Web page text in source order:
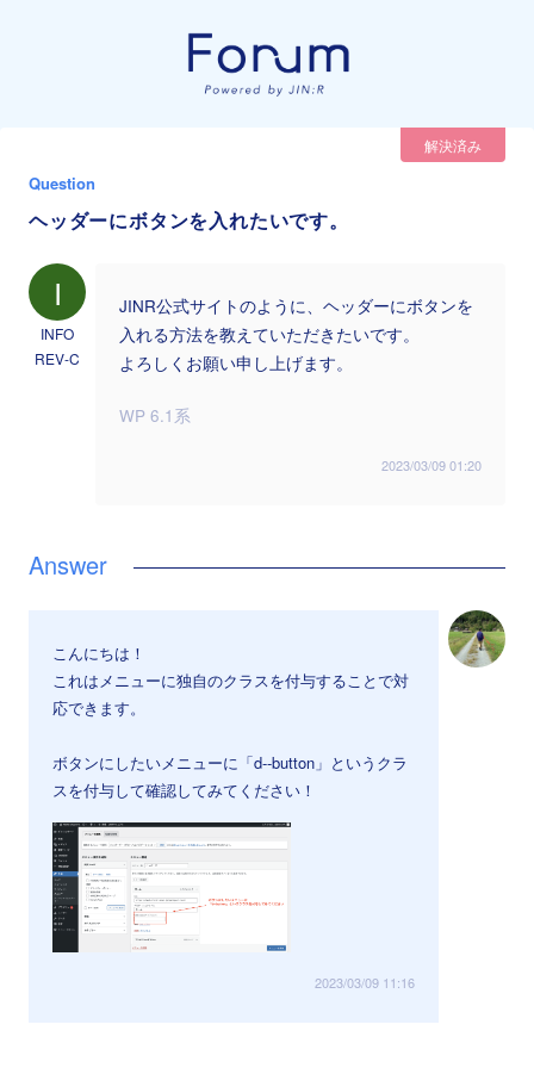
解決済み
Question
ヘッダーにボタンを入れたいです。
I
INFO
REV-C
JINR公式サイトのように、ヘッダーにボタンを
入れる方法を教えていただきたいです。
よろしくお願い申し上げます。
WP 6.1系
2023/03/09 01:20
こんにちは！
これはメニューに独自のクラスを付与することで対
応できます。
ボタンにしたいメニューに「d--button」というクラ
スを付与して確認してみてください！
2023/03/09 11:16